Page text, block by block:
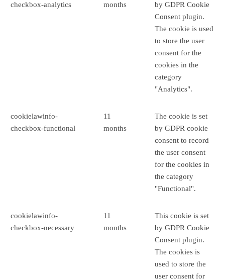
checkbox-analytics
months
by GDPR Cookie
Consent plugin.
The cookie is used
to store the user
consent for the
cookies in the
category
"Analytics".
cookielawinfo-
checkbox-functional
11
months
The cookie is set
by GDPR cookie
consent to record
the user consent
for the cookies in
the category
"Functional".
cookielawinfo-
checkbox-necessary
11
months
This cookie is set
by GDPR Cookie
Consent plugin.
The cookies is
used to store the
user consent for